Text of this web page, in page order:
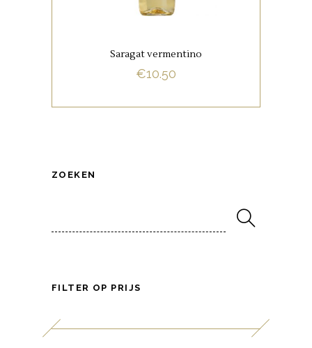
rozemarijn, lychee en
BUY NOW
Saragat vermentino
€10.50
ZOEKEN
FILTER OP PRIJS